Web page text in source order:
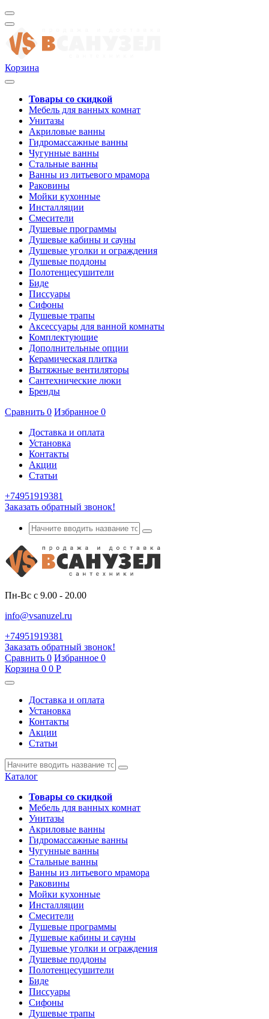
Корзина
Товары со скидкой
Мебель для ванных комнат
Унитазы
Акриловые ванны
Гидромассажные ванны
Чугунные ванны
Стальные ванны
Ванны из литьевого мрамора
Раковины
Мойки кухонные
Инсталляции
Смесители
Душевые программы
Душевые кабины и сауны
Душевые уголки и ограждения
Душевые поддоны
Полотенцесушители
Биде
Писсуары
Сифоны
Душевые трапы
Аксессуары для ванной комнаты
Комплектующие
Дополнительные опции
Керамическая плитка
Вытяжные вентиляторы
Сантехнические люки
Бренды
Сравнить 0 Избранное 0
Доставка и оплата
Установка
Контакты
Акции
Статьи
+74951919381
Заказать обратный звонок!
Пн-Вс с 9.00 - 20.00
info@vsanuzel.ru
+74951919381
Заказать обратный звонок!
Сравнить 0 Избранное 0
Корзина 0 0 Р
Доставка и оплата
Установка
Контакты
Акции
Статьи
Каталог
Товары со скидкой
Мебель для ванных комнат
Унитазы
Акриловые ванны
Гидромассажные ванны
Чугунные ванны
Стальные ванны
Ванны из литьевого мрамора
Раковины
Мойки кухонные
Инсталляции
Смесители
Душевые программы
Душевые кабины и сауны
Душевые уголки и ограждения
Душевые поддоны
Полотенцесушители
Биде
Писсуары
Сифоны
Душевые трапы